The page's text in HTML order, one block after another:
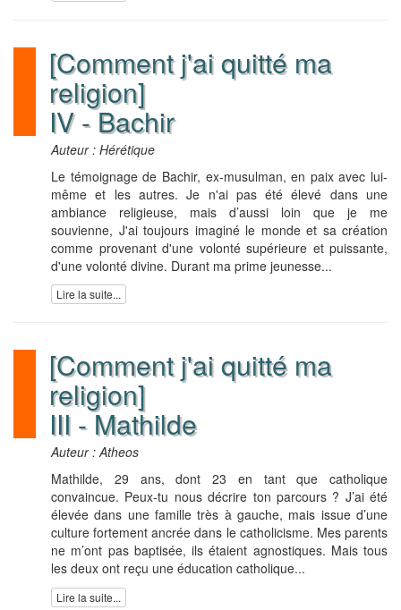
[Comment j'ai quitté ma
religion]
IV - Bachir
Auteur : Hérétique
Le témoignage de Bachir, ex-musulman, en paix avec lui-
même et les autres. Je n'ai pas été élevé dans une
ambiance religieuse, mais d’aussi loin que je me
souvienne, J'ai toujours imaginé le monde et sa création
comme provenant d'une volonté supérieure et puissante,
d'une volonté divine. Durant ma prime jeunesse...
Lire la suite...
[Comment j'ai quitté ma
religion]
III - Mathilde
Auteur : Atheos
Mathilde, 29 ans, dont 23 en tant que catholique
convaincue. Peux-tu nous décrire ton parcours ? J’ai été
élevée dans une famille très à gauche, mais issue d’une
culture fortement ancrée dans le catholicisme. Mes parents
ne m’ont pas baptisée, ils étaient agnostiques. Mais tous
les deux ont reçu une éducation catholique...
Lire la suite...